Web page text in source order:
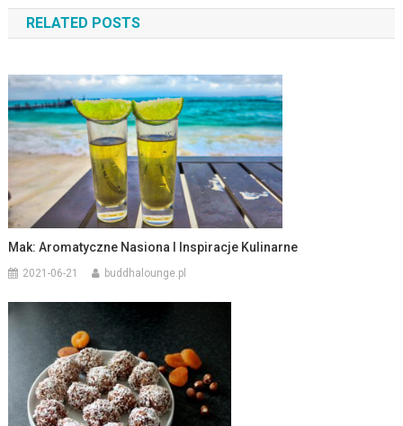
RELATED POSTS
Mak: Aromatyczne Nasiona I Inspiracje Kulinarne
2021-06-21 buddhalounge.pl